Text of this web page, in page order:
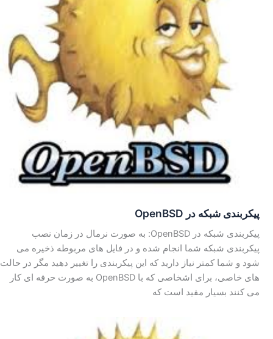
پیکربندی شبکه در OpenBSD
پیکربندی شبکه در OpenBSD: به صورت نرمال در زمان نصب
پیکربندی شبکه شما انجام شده و در فایل های مربوطه ذخیره می
شود و شما کمتر نیاز دارید که این پیکربندی را تغییر دهید مگر در حالت
های خاصی، برای اشخاصی که با OpenBSD به صورت حرفه ای کار
می کنند بسیار مفید است که